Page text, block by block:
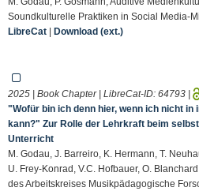
Soundkulturelle Praktiken in Social Media-
LibreCat | Download (ext.)
2025 | Book Chapter | LibreCat-ID: 64793 |
"Wofür bin ich denn hier, wenn ich nicht in
kann?" Zur Rolle der Lehrkraft beim
Unterricht
M. Godau, J. Barreiro, K. Hermann, T.
U. Frey-Konrad, V.C. Hofbauer, O.
des Arbeitskreises Musikpädagogische